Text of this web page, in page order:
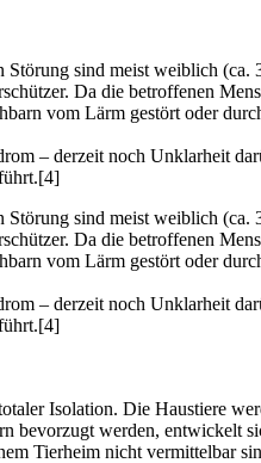
sind meist weiblich
Da die betroffenen
vom Lärm gestört oder
– derzeit noch Unklarheit
sind meist weiblich
Da die betroffenen
vom Lärm gestört oder
– derzeit noch Unklarheit
Isolation. Die Haustiere
bevorzugt werden, entwickelt
Tierheim nicht vermittelbar